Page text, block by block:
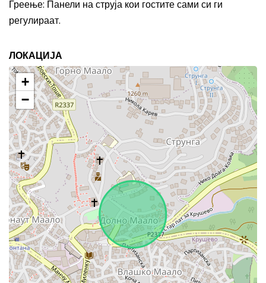
Греење: Панели на струја кои гостите сами си ги
регулираат.
ЛОКАЦИЈА
+
−